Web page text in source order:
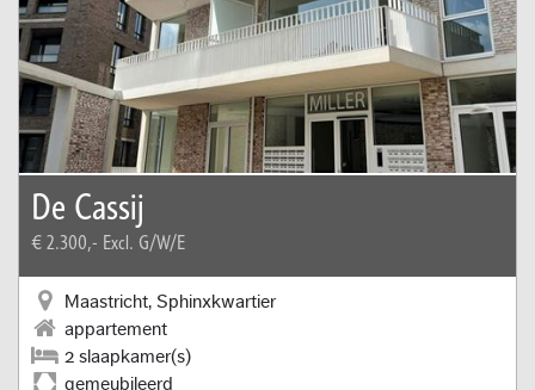
De Cassij
€ 2.300,- Excl. G/W/E
Maastricht, Sphinxkwartier
appartement
2 slaapkamer(s)
gemeubileerd